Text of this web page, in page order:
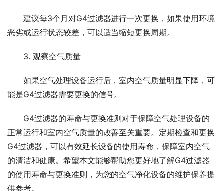
建议每3个月对G4过滤器进行一次更换，如果使用环境
恶劣或运行状态较差，可以适当缩短更换周期。
3. 观察空气质量
如果空气处理设备运行后，室内空气质量明显下降，可
能是G4过滤器需要更换的信号。
G4过滤器的寿命与更换准则对于保障空气处理设备的
正常运行和室内空气质量的改善至关重要。定期检查和更换
G4过滤器，可以有效延长设备的使用寿命，保障室内空气
的清洁和健康。希望本文能够帮助您更好地了解G4过滤器
的使用寿命与更换准则，为您的空气净化设备的维护保养提
供参考。